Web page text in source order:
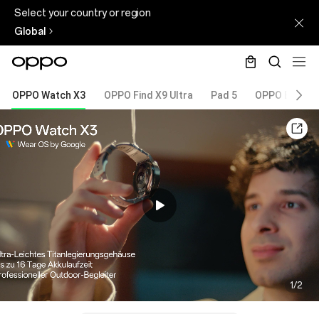
Select your country or region
Global
OPPO Watch X3 OPPO Find X9 Ultra Pad 5 OPPO Enco
1/2